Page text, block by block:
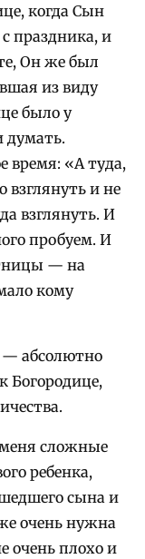
когда Сын
праздника, и
Он же был
из виду
было у
время: «А туда,
взглянуть и не
взглянуть. И
пробуем. И
— на
кому
— абсолютно
Богородице,
сложные
ребенка,
сына и
очень нужна
очень плохо и